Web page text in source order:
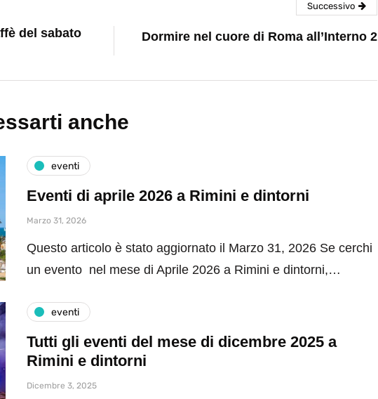
del sabato
Successivo
Dormire nel cuore di Roma all’Interno 2
anche
eventi
Eventi di aprile 2026 a Rimini e dintorni
Marzo 31, 2026
Questo articolo è stato aggiornato il Marzo 31, 2026 Se cerchi
un evento nel mese di Aprile 2026 a Rimini e dintorni,…
eventi
Tutti gli eventi del mese di dicembre 2025 a
Rimini e dintorni
Dicembre 3, 2025